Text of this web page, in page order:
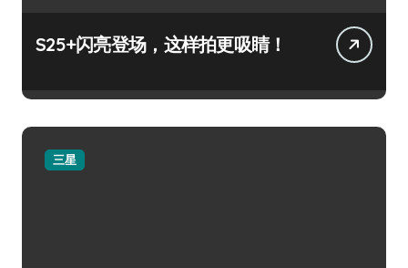
S25+闪亮登场，这样拍更吸睛！
三星